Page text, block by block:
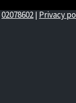
02078602 | Privacy